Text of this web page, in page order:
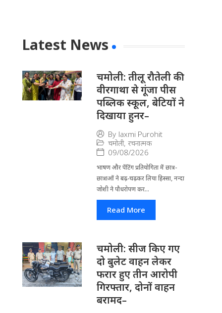
Latest News
चमोली: तीलू रौतेली की
वीरगाथा से गूंजा पीस
पब्लिक स्कूल, बेटियों ने
दिखाया हुनर–
By laxmi Purohit
चमोली, रचनात्मक
09/08/2026
भाषण और पेंटिंग प्रतियोगिता में छात्र-
छात्राओं ने बढ़-चढ़कर लिया हिस्सा, नन्दा
जोशी ने पौधरोपण कर...
Read More
चमोली: सीज किए गए
दो बुलेट वाहन लेकर
फरार हुए तीन आरोपी
गिरफ्तार, दोनों वाहन
बरामद–